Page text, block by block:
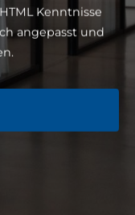
Kenntnisse
angepasst und